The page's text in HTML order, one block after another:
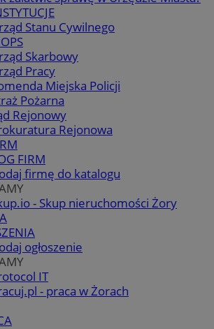
Stanu Cywilnego
Skarbowy
Pracy
Miejska Policji
Pożarna
Rejonowy
Rejonowa
FIRM
firmę do katalogu
- Skup nieruchomości Żory
ogłoszenie
IT
- praca w Żorach